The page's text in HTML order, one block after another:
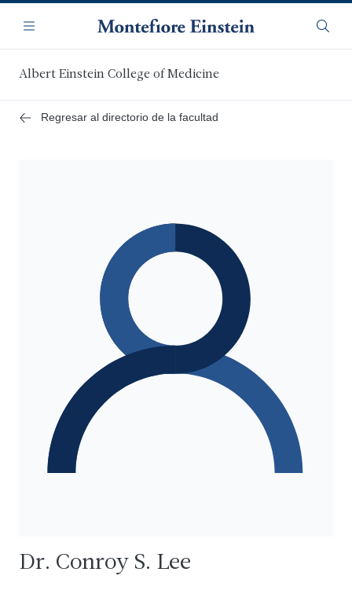
contenido
principal
Navegación
Menú
Albert Einstein College of Medicine
Regresar al directorio de la facultad
Dr. Conroy S. Lee